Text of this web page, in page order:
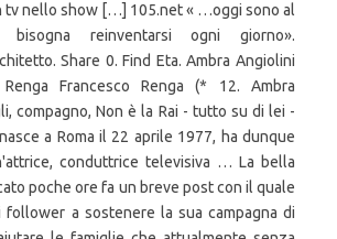
tv nello show […] 105.net « …oggi sono al
reinventarsi ogni giorno».
Share 0. Find Eta. Ambra Angiolini
Francesco Renga (* 12. Ambra
compagno, Non è la Rai - tutto su di lei -
a Roma il 22 aprile 1977, ha dunque
conduttrice televisiva … La bella
poche ore fa un breve post con il quale
follower a sostenere la sua campagna di